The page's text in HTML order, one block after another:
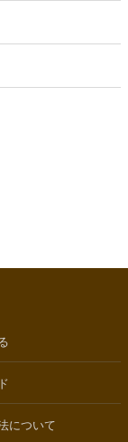
について